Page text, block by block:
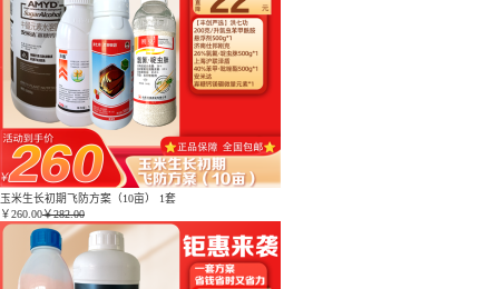
玉米生长初期飞防方案（10亩） 1套
￥260.00￥282.00